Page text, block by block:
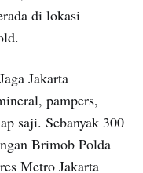
di lokasi
Jakarta
pampers,
saji. Sebanyak 300
Brimob Polda
Metro Jakarta